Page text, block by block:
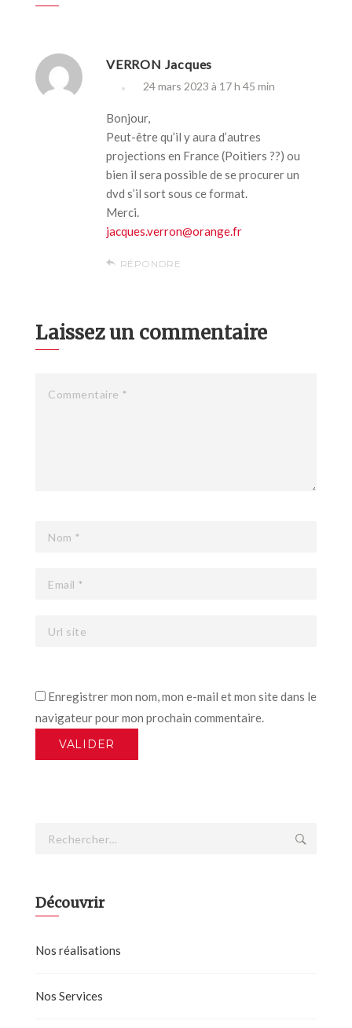
VERRON Jacques
24 mars 2023 à 17 h 45 min
Bonjour,
Peut-être qu’il y aura d’autres
projections en France (Poitiers ??) ou
bien il sera possible de se procurer un
dvd s’il sort sous ce format.
Merci.
jacques.verron@orange.fr
RÉPONDRE
Laissez un commentaire
Enregistrer mon nom, mon e-mail et mon site dans le
navigateur pour mon prochain commentaire.
Rechercher :
Découvrir
Nos réalisations
Nos Services